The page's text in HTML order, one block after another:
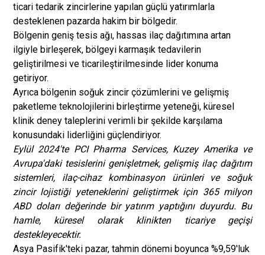
ticari tedarik zincirlerine yapılan güçlü yatırımlarla
desteklenen pazarda hakim bir bölgedir.
Bölgenin geniş tesis ağı, hassas ilaç dağıtımına artan
ilgiyle birleşerek, bölgeyi karmaşık tedavilerin
geliştirilmesi ve ticarileştirilmesinde lider konuma
getiriyor.
Ayrıca bölgenin soğuk zincir çözümlerini ve gelişmiş
paketleme teknolojilerini birleştirme yeteneği, küresel
klinik deney taleplerini verimli bir şekilde karşılama
konusundaki liderliğini güçlendiriyor.
Eylül 2024'te PCI Pharma Services, Kuzey Amerika ve
Avrupa'daki tesislerini genişletmek, gelişmiş ilaç dağıtım
sistemleri, ilaç-cihaz kombinasyon ürünleri ve soğuk
zincir lojistiği yeteneklerini geliştirmek için 365 milyon
ABD doları değerinde bir yatırım yaptığını duyurdu. Bu
hamle, küresel olarak klinikten ticariye geçişi
destekleyecektir.
Asya Pasifik'teki pazar, tahmin dönemi boyunca %9,59'luk